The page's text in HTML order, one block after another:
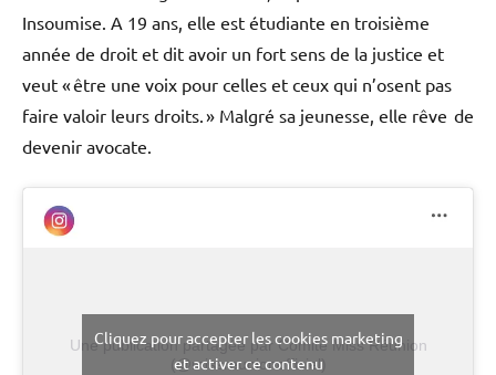
Insoumise. A 19 ans, elle est étudiante en troisième
année de droit et dit avoir un fort sens de la justice et
veut « être une voix pour celles et ceux qui n’osent pas
faire valoir leurs droits. » Malgré sa jeunesse, elle rêve de
devenir avocate.
Une publication partagée par Comité Miss Réunion
(@missreunionofficiel)
Cliquez pour accepter les cookies marketing
et activer ce contenu